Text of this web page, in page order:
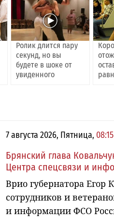
Ролик длится пару
секунд, но вы
будете в шоке от
увиденного
7 августа 2026, Пятница, 08:15
Брянский глава
Центра спецсвязи и
Врио губернатора Егор
сотрудников и
и информации ФСО